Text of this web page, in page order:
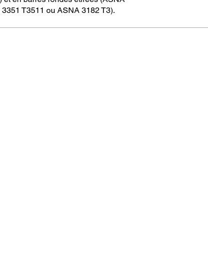
T3511 ou ASNA 3182 T3).